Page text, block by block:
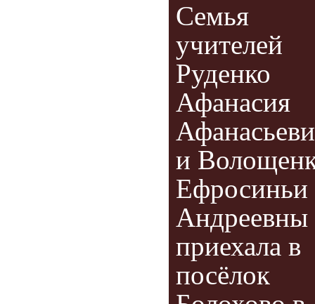
Семья
учителей
Руденко
Афанасия
и
Ефросиньи
Андреевны
приехала в
посёлок